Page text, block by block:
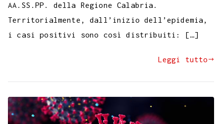
AA.SS.PP. della Regione Calabria.
Territorialmente, dall’inizio dell’epidemia,
i casi positivi sono così distribuiti: […]
Leggi tutto